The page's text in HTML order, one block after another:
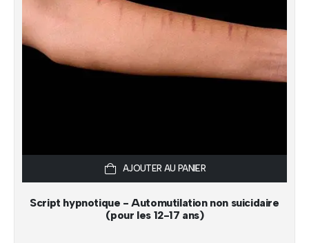
AJOUTER AU PANIER
Script hypnotique - Automutilation non suicidaire
(pour les 12-17 ans)